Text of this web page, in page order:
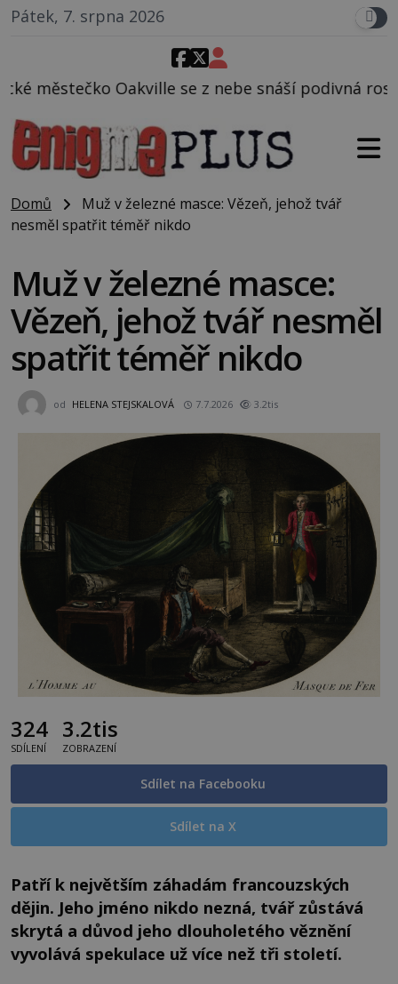
Pátek, 7. srpna 2026
se z nebe snáší podivná rosolovitá látka
Domů
Muž v železné masce: Vězeň, jehož tvář
nesměl spatřit téměř nikdo
Muž v železné masce:
Vězeň, jehož tvář nesměl
spatřit téměř nikdo
od HELENA STEJSKALOVÁ 7.7.2026 3.2tis
324
SDÍLENÍ
3.2tis
ZOBRAZENÍ
Sdílet na Facebooku
Sdílet na X
Patří k největším záhadám francouzských
dějin. Jeho jméno nikdo nezná, tvář zůstává
skrytá a důvod jeho dlouholetého věznění
vyvolává spekulace už více než tři století.